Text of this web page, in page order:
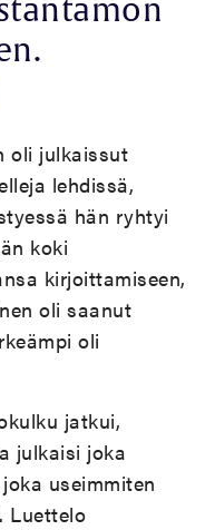
oli julkaissut
lehdissä,
hän ryhtyi
koki
kirjoittamiseen,
oli saanut
oli
jatkui,
julkaisi joka
useimmiten
Luettelo